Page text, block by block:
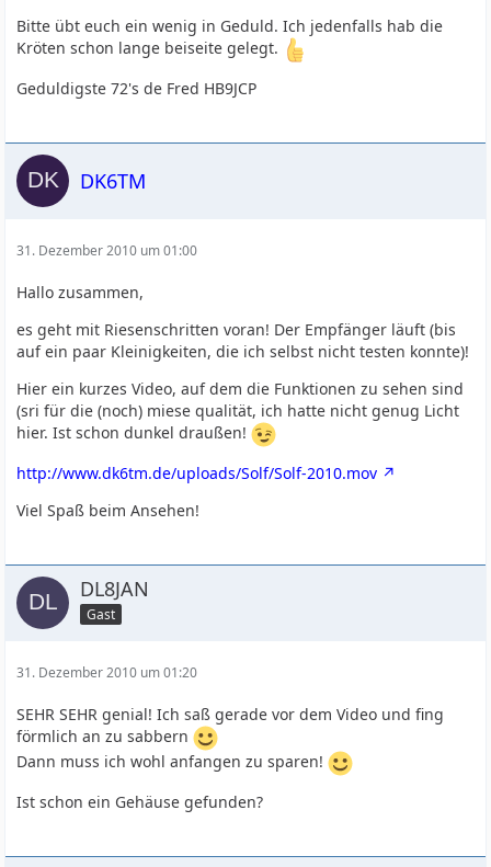
Bitte übt euch ein wenig in Geduld. Ich jedenfalls hab die
Kröten schon lange beiseite gelegt.
Geduldigste 72's de Fred HB9JCP
DK6TM
31. Dezember 2010 um 01:00
Hallo zusammen,
es geht mit Riesenschritten voran! Der Empfänger läuft (bis
auf ein paar Kleinigkeiten, die ich selbst nicht testen konnte)!
Hier ein kurzes Video, auf dem die Funktionen zu sehen sind
(sri für die (noch) miese qualität, ich hatte nicht genug Licht
hier. Ist schon dunkel draußen!
http://www.dk6tm.de/uploads/Solf/Solf-2010.mov
Viel Spaß beim Ansehen!
DL8JAN
Gast
31. Dezember 2010 um 01:20
SEHR SEHR genial! Ich saß gerade vor dem Video und fing
förmlich an zu sabbern
Dann muss ich wohl anfangen zu sparen!
Ist schon ein Gehäuse gefunden?